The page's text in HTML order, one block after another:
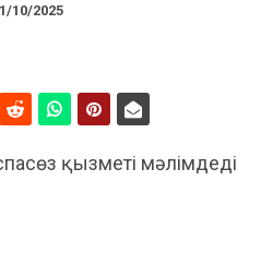
10/2025
қызметі мәлімдеді